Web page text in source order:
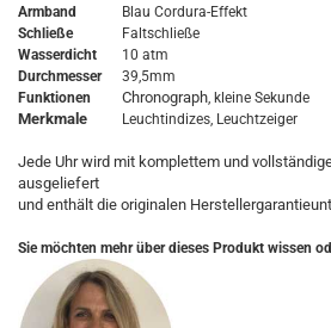
Armband
Blau Cordura-Effekt
Schließe
Faltschließe
Wasserdicht
10 atm
Durchmesser
39,5mm
Funktionen
Chronograph, kleine Sekunde
Merkmale Leuchtindizes, Leuchtzeiger
Jede Uhr wird mit komplettem und
ausgeliefert
und enthält die originalen
Sie möchten mehr über dieses Produkt wissen